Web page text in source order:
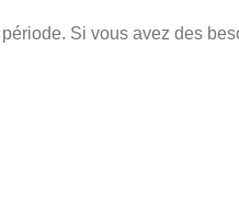
Si vous avez des